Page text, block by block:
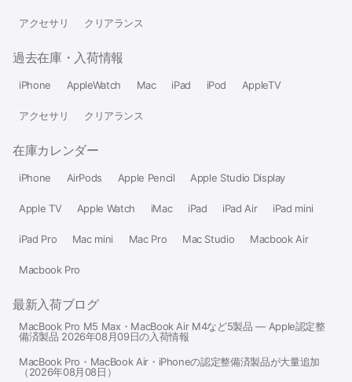
アクセサリ クリアランス
過去在庫・入荷情報
iPhone AppleWatch Mac iPad iPod AppleTV
アクセサリ クリアランス
在庫カレンダー
iPhone AirPods Apple Pencil Apple Studio Display
Apple TV Apple Watch iMac iPad iPad Air iPad mini
iPad Pro Mac mini Mac Pro Mac Studio Macbook Air
Macbook Pro
最新入荷ブログ
MacBook Pro M5 Max・MacBook Air M4など5製品 — Apple認定整
備済製品 2026年08月09日の入荷情報
MacBook Pro・MacBook Air・iPhoneの認定整備済製品が大量追加
（2026年08月08日）